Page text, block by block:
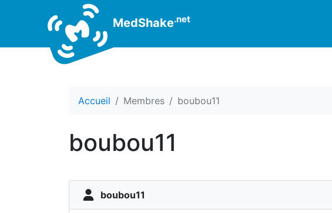
MedShake.net
Accueil Membres boubou11
boubou11
boubou11